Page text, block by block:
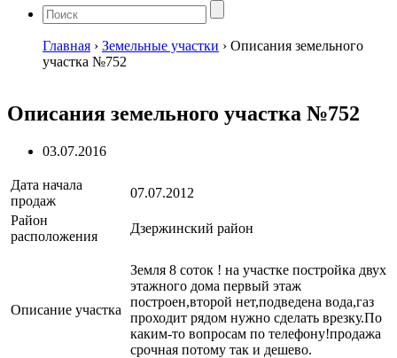
Главная › Земельные участки › Описания земельного
участка №752
Описания земельного участка №752
03.07.2016
Дата начала
продаж
07.07.2012
Район
расположения
Дзержинский район
Описание участка
Земля 8 соток ! на участке постройка двух
этажного дома первый этаж
построен,второй нет,подведена вода,газ
проходит рядом нужно сделать врезку.По
каким-то вопросам по телефону!продажа
срочная потому так и дешево.